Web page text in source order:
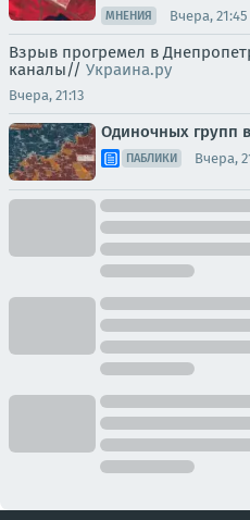
МНЕНИЯ Вчера, 21:45
Взрыв прогремел в
каналы// Украина.ру
Вчера, 21:13
Одиночных групп
ПАБЛИКИ Вчера,